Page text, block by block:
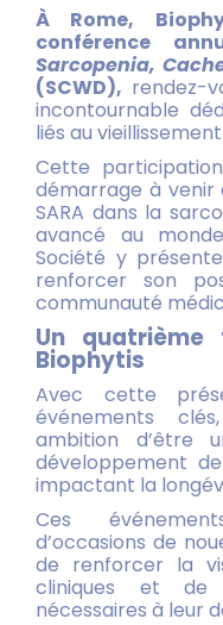
À Rome,
conférence
Sarcopenia,
(SCWD), rendez-
incontournable
liés au
Cette
démarrage à venir
SARA dans la
avancé au
Société y
renforcer son
communauté
Un
Biophytis
Avec cette
événements
ambition d’être
développement
impactant la
Ces
d’occasions de
de renforcer la
cliniques et de
nécessaires à leur